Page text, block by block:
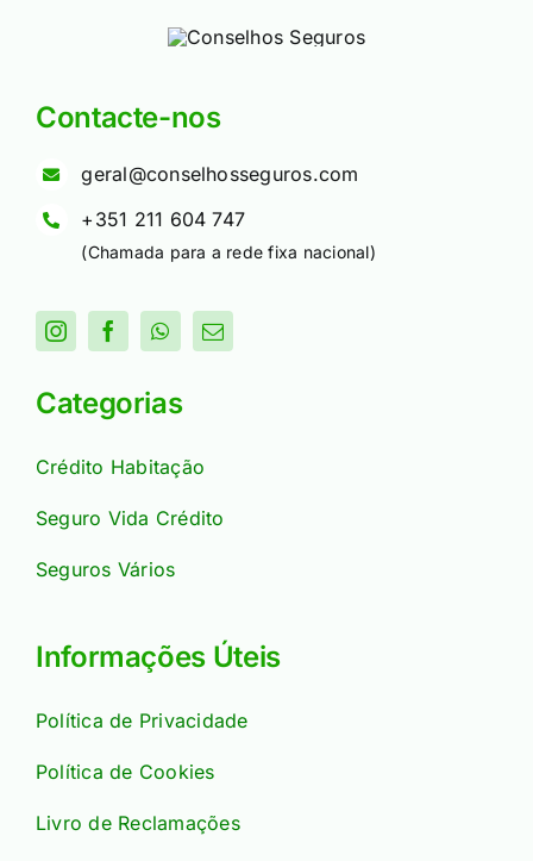
Contacte-nos
geral@conselhosseguros.com
+351 211 604 747
(Chamada para a rede fixa nacional)
Categorias
Crédito Habitação
Seguro Vida Crédito
Seguros Vários
Informações Úteis
Política de Privacidade
Política de Cookies
Livro de Reclamações